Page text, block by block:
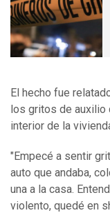
El hecho fue
los gritos de auxilio
interior de la
"Empecé a sentir
auto que andaba,
una a la casa.
violento, quedé en